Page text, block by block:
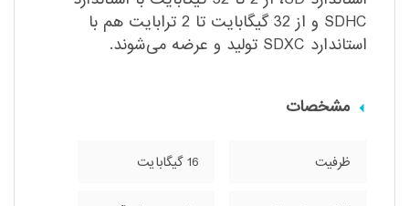
SDHC و از 32 گیگابایت تا 2 ترابایت هم با
استاندارد SDXC تولید و عرضه می‌شوند.
مشخصات
ظرفیت 16 گیگابایت